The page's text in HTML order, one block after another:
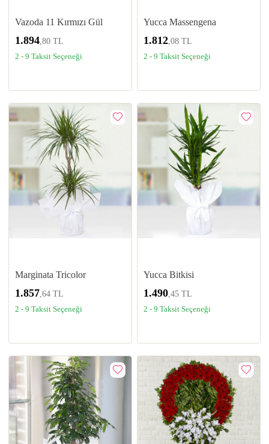
Vazoda 11 Kırmızı Gül
1.894,80 TL
2 - 9 Taksit Seçeneği
Yucca Massengena
1.812,08 TL
2 - 9 Taksit Seçeneği
Marginata Tricolor
1.857,64 TL
2 - 9 Taksit Seçeneği
Yucca Bitkisi
1.490,45 TL
2 - 9 Taksit Seçeneği